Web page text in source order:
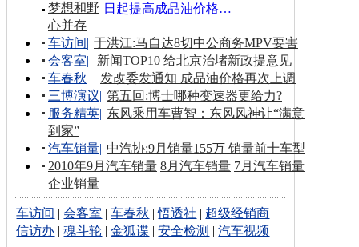
日起提高成品油价格…
梦想和野
心并存
车访间| 于洪江:马自达8切中公商务MPV要害
会客室|
新闻TOP10 给北京治堵新政提意见
车春秋 |
发改委发通知 成品油价格再次上调
三博演议| 第五回:博士哪种变速器更给力?
服务精英| 东风乘用车曹智：东风风神让“满意
到家”
汽车销量| 中汽协:9月销量155万 销量前十车型
2010年9月汽车销量 8月汽车销量 7月汽车销量
企业销量
车访间 |会客室 |车春秋 |悟透社 | 超级经销商
信访办 |魂斗轮 |金狐谍 |安全检测 |汽车视频